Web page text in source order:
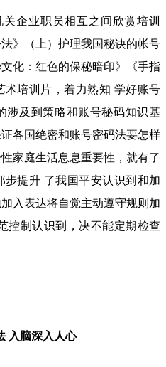
企业职员相互之间欣赏培训
》（上）护理我国秘诀的帐号
化：红色的保秘暗印》《手指
术培训片，着力熟知 学好账号
涉及到策略和账号秘码知识基
各国绝密和账号密码法要怎样
家庭生活息息重要性，就有了
提升 了我国平安认识到和加
入表达将自觉主动遵守规则加
控制认识到，决不能定期检查
入脑深入人心